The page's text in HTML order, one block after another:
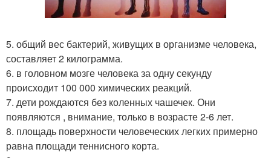
5. общий вес бактерий, живущих в организме человека,
составляет 2 килограмма.
6. в головном мозге человека за одну секунду
происходит 100 000 химических реакций.
7. дети рождаются без коленных чашечек. Они
появляются , внимание, только в возрасте 2-6 лет.
8. площадь поверхности человеческих легких примерно
равна площади теннисного корта.